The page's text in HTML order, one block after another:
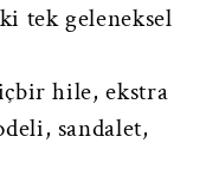
tek geleneksel
hile, ekstra
sandalet,